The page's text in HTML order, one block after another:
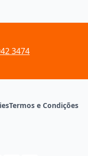
3474
Termos e Condições